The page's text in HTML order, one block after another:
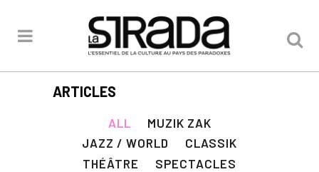
ARTICLES
ALL
MUZIK ZAK
JAZZ / WORLD
CLASSIK
THÉÂTRE
SPECTACLES